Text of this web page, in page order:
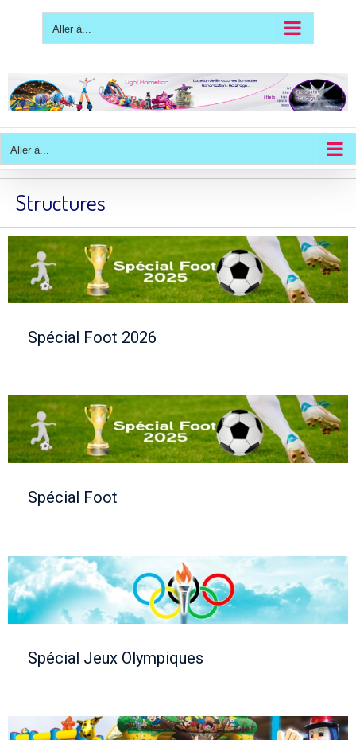
Aller à...
Aller à...
Structures
Spécial Foot 2026
Spécial Foot
Spécial Jeux Olympiques